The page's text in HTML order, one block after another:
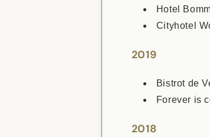
Hotel
Cityhotel
2019
Bistrot de
Forever is
2018